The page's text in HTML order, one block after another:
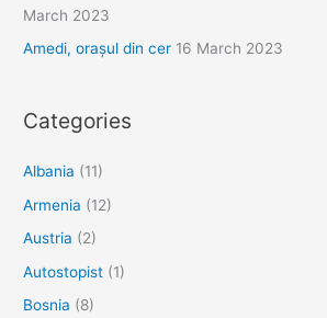
March 2023
Amedi, orașul din cer 16 March 2023
Categories
Albania (11)
Armenia (12)
Austria (2)
Autostopist (1)
Bosnia (8)